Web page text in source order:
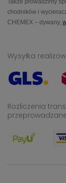
Także prowadzimy
chodników i
CHEMEX – dywany,
Wysyłka
Rozliczenia